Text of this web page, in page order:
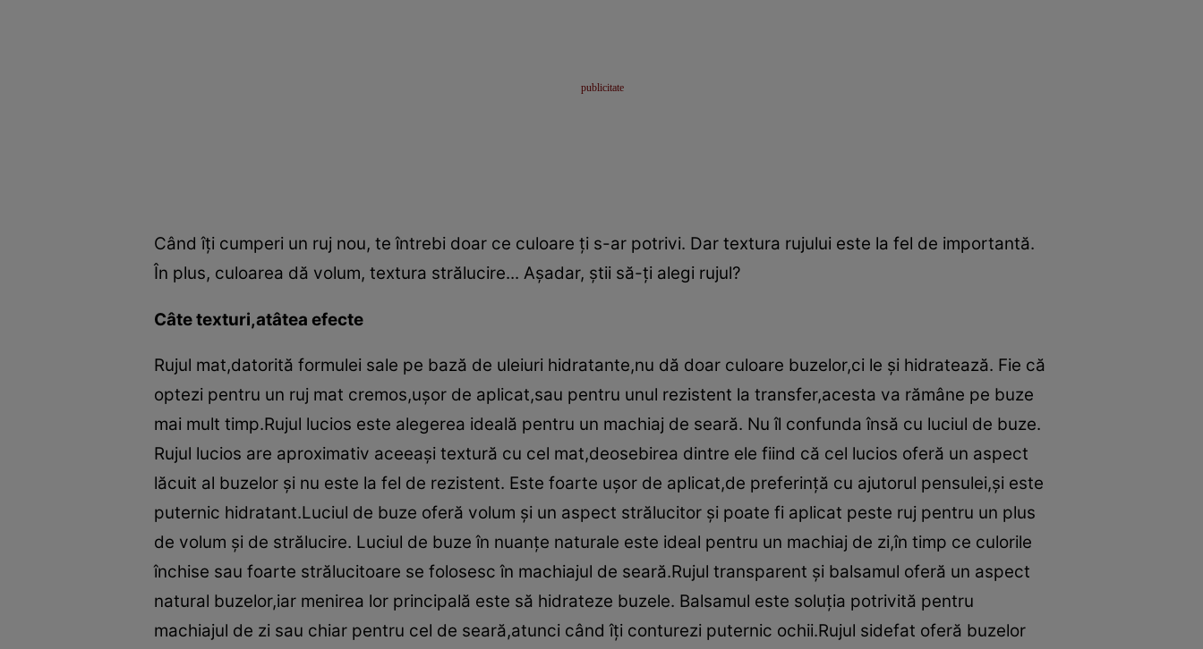
Când îţi cumperi un ruj nou, te întrebi doar ce culoare ţi s-ar potrivi. Dar textura rujului este la fel de importantă.
În plus, culoarea dă volum, textura strălucire... Aşadar, ştii să-ţi alegi rujul?
Câte texturi,atâtea efecte
Rujul mat,datorită formulei sale pe bază de uleiuri hidratante,nu dă doar culoare buzelor,ci le şi hidratează. Fie că
optezi pentru un ruj mat cremos,uşor de aplicat,sau pentru unul rezistent la transfer,acesta va rămâne pe buze
mai mult timp.Rujul lucios este alegerea ideală pentru un machiaj de seară. Nu îl confunda însă cu luciul de buze.
Rujul lucios are aproximativ aceeaşi textură cu cel mat,deosebirea dintre ele fiind că cel lucios oferă un aspect
lăcuit al buzelor şi nu este la fel de rezistent. Este foarte uşor de aplicat,de preferinţă cu ajutorul pensulei,şi este
puternic hidratant.Luciul de buze oferă volum şi un aspect strălucitor şi poate fi aplicat peste ruj pentru un plus
de volum şi de strălucire. Luciul de buze în nuanţe naturale este ideal pentru un machiaj de zi,în timp ce culorile
închise sau foarte strălucitoare se folosesc în machiajul de seară.Rujul transparent şi balsamul oferă un aspect
natural buzelor,iar menirea lor principală este să hidrateze buzele. Balsamul este soluţia potrivită pentru
machiajul de zi sau chiar pentru cel de seară,atunci când îţi conturezi puternic ochii.Rujul sidefat oferă buzelor